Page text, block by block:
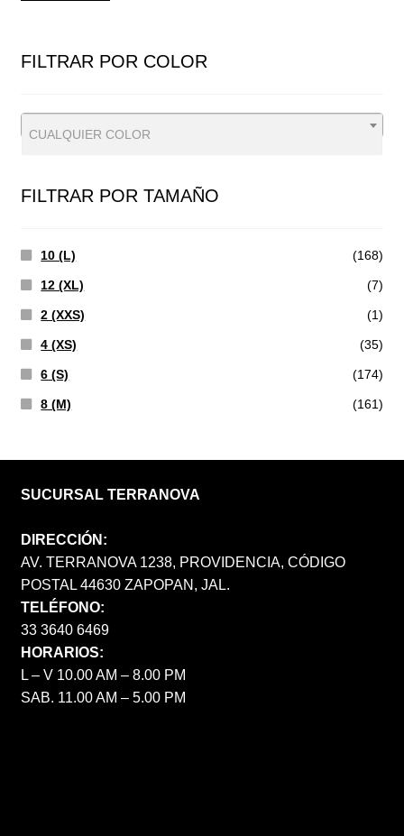
FILTRAR POR COLOR
CUALQUIER COLOR
FILTRAR POR TAMAÑO
10 (L) (168)
12 (XL) (7)
2 (XXS) (1)
4 (XS) (35)
6 (S) (174)
8 (M) (161)
SUCURSAL TERRANOVA
DIRECCIÓN:
AV. TERRANOVA 1238, PROVIDENCIA, CÓDIGO
POSTAL 44630 ZAPOPAN, JAL.
TELÉFONO:
33 3640 6469
HORARIOS:
L – V 10.00 AM – 8.00 PM
SAB. 11.00 AM – 5.00 PM